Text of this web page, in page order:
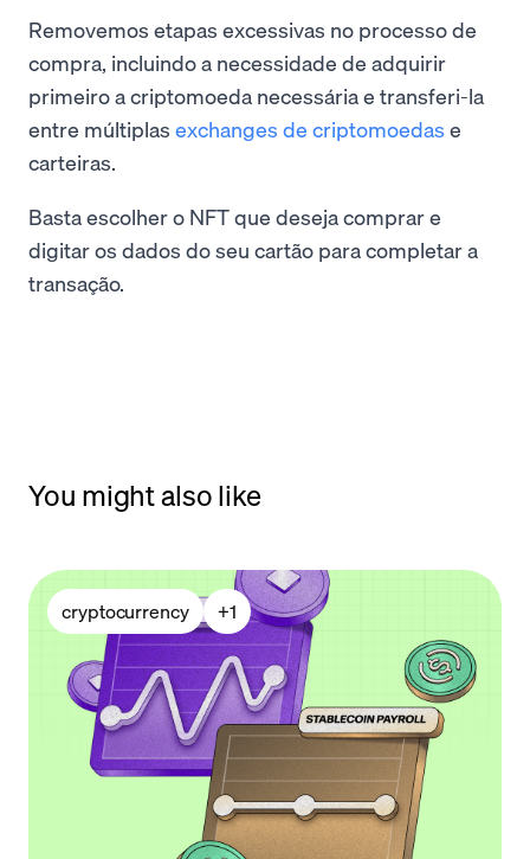
Removemos etapas excessivas no processo de
compra, incluindo a necessidade de adquirir
primeiro a criptomoeda necessária e transferi-la
entre múltiplas exchanges de criptomoedas e
carteiras.
Basta escolher o NFT que deseja comprar e
digitar os dados do seu cartão para completar a
transação.
You might also like
cryptocurrency +1